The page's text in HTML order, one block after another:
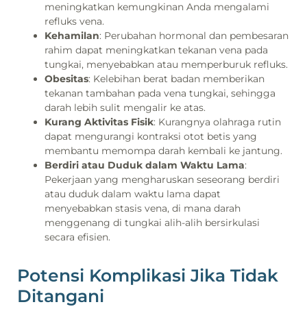
meningkatkan kemungkinan Anda mengalami
refluks vena.
Kehamilan: Perubahan hormonal dan pembesaran
rahim dapat meningkatkan tekanan vena pada
tungkai, menyebabkan atau memperburuk refluks.
Obesitas: Kelebihan berat badan memberikan
tekanan tambahan pada vena tungkai, sehingga
darah lebih sulit mengalir ke atas.
Kurang Aktivitas Fisik: Kurangnya olahraga rutin
dapat mengurangi kontraksi otot betis yang
membantu memompa darah kembali ke jantung.
Berdiri atau Duduk dalam Waktu Lama:
Pekerjaan yang mengharuskan seseorang berdiri
atau duduk dalam waktu lama dapat
menyebabkan stasis vena, di mana darah
menggenang di tungkai alih-alih bersirkulasi
secara efisien.
Potensi Komplikasi Jika Tidak
Ditangani